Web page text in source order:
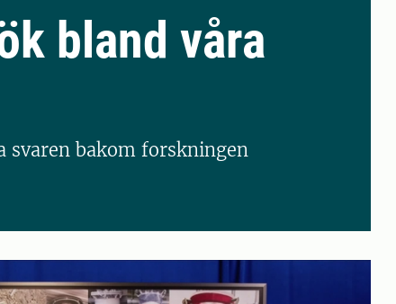
bland våra
svaren bakom forskningen